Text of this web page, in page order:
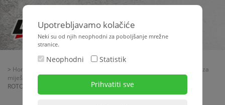
> Home
Strojevi za
miješanje - transportne pumpe
> D-pumpa PFT
ROTOQUIRL komplet
Upotrebljavamo kolačiće
Neki su od njih neophodni za poboljšanje mrežne
stranice.
Neophodni Statistik